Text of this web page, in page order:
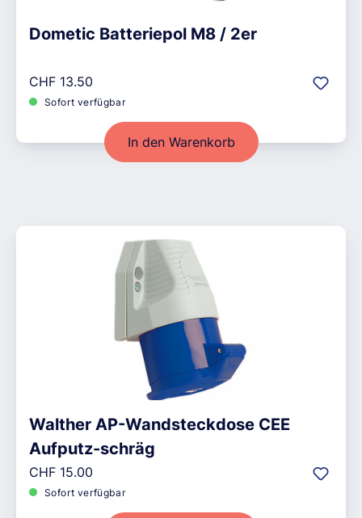
Dometic Batteriepol M8 / 2er
Regulärer Preis:
CHF 13.50
Sofort verfügbar
In den Warenkorb
Walther AP-Wandsteckdose CEE
Aufputz-schräg
Regulärer Preis:
CHF 15.00
Sofort verfügbar